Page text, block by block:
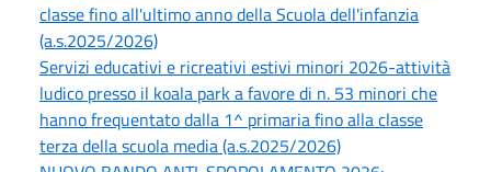
classe fino all'ultimo anno della Scuola dell'infanzia
(a.s.2025/2026)
Servizi educativi e ricreativi estivi minori 2026-attività
ludico presso il koala park a favore di n. 53 minori che
hanno frequentato dalla 1^ primaria fino alla classe
terza della scuola media (a.s.2025/2026)